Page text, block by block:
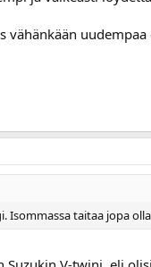
vähänkään
Isommassa taitaa jopa